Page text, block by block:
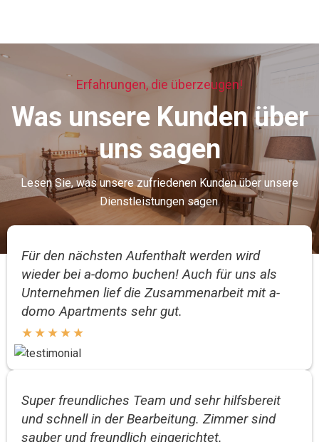
Erfahrungen, die überzeugen!
Was unsere Kunden über
uns sagen
Lesen Sie, was unsere zufriedenen Kunden über unsere
Dienstleistungen sagen.
Für den nächsten Aufenthalt werden wird
wieder bei a-domo buchen! Auch für uns als
Unternehmen lief die Zusammenarbeit mit a-
domo Apartments sehr gut.
★★★★★
Super freundliches Team und sehr hilfsbereit
und schnell in der Bearbeitung. Zimmer sind
sauber und freundlich eingerichtet.